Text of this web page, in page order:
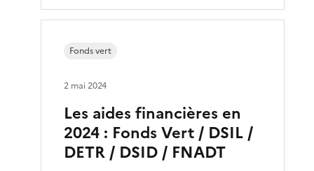
Les aides financières en
2024 : Fonds Vert / DSIL /
DETR / DSID / FNADT
Fonds vert
2 mai 2024